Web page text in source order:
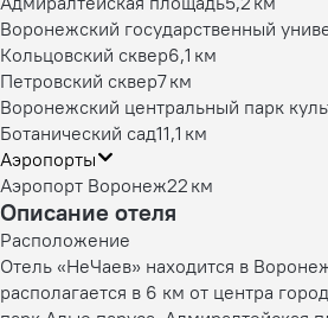
Воронежский государственный
Кольцовский сквер6,1 км
Петровский сквер7 км
Воронежский центральный парк
Ботанический сад11,1 км
Аэропорты
Аэропорт Воронеж22 км
Описание отеля
Расположение
Отель «НеЧаев» находится в
располагается в 6 км от центра